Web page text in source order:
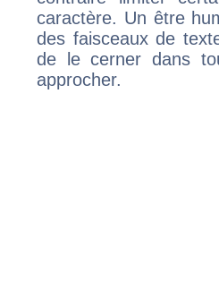
caractère. Un être
des faisceaux de
de le cerner dans
approcher.